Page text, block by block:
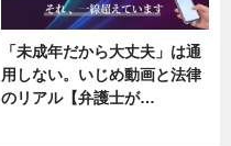
「未成年だから大丈夫」は通
用しない。いじめ動画と法律
のリアル【弁護士が…